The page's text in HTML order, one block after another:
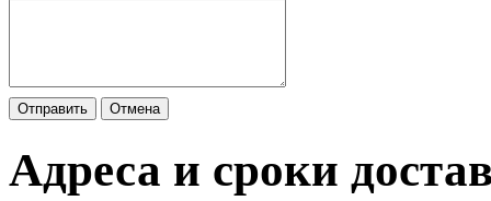
Отправить Отмена
Адреса и сроки